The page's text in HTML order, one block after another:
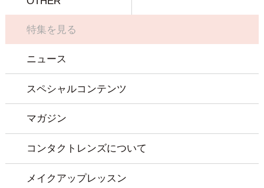
特集を見る
ニュース
スペシャルコンテンツ
マガジン
コンタクトレンズについて
メイクアップレッスン